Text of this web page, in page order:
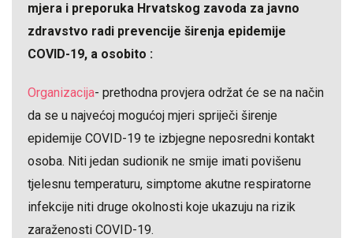
mjera i preporuka Hrvatskog zavoda za javno
zdravstvo radi prevencije širenja epidemije
COVID-19, a osobito :
Organizacija- prethodna provjera održat će se na način
da se u najvećoj mogućoj mjeri spriječi širenje
epidemije COVID-19 te izbjegne neposredni kontakt
osoba. Niti jedan sudionik ne smije imati povišenu
tjelesnu temperaturu, simptome akutne respiratorne
infekcije niti druge okolnosti koje ukazuju na rizik
zaraženosti COVID-19.